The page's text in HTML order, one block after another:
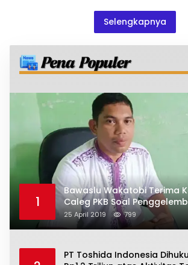
Selengkapnya
1
Bawaslu Wakatobi Terima
Caleg PKB Soal
25 April 2019 799
PT Toshida Indonesia